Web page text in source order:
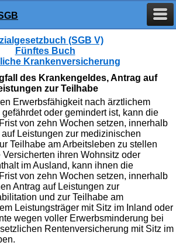
(SGB V)
Fünftes Buch
Krankenversicherung
des Krankengeldes, Antrag auf
zur Teilhabe
Erwerbsfähigkeit nach ärztlichem
oder gemindert ist, kann die
von zehn Wochen setzen, innerhalb
Leistungen zur medizinischen
Teilhabe am Arbeitsleben zu stellen
ihren Wohnsitz oder
im Ausland, kann ihnen die
von zehn Wochen setzen, innerhalb
Antrag auf Leistungen zur
und zur Teilhabe am
Leistungsträger mit Sitz im Inland oder
wegen voller Erwerbsminderung bei
Rentenversicherung mit Sitz im